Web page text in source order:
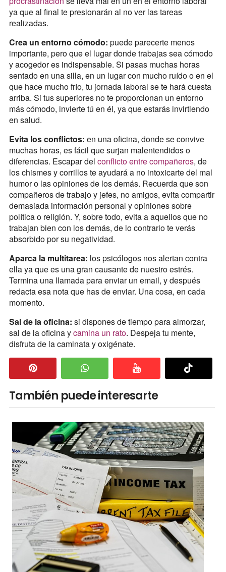
ya que al final te presionarán al no ver las tareas
realizadas.
Crea un entorno cómodo: puede parecerte menos
importante, pero que el lugar donde trabajas sea cómodo
y acogedor es indispensable. Si pasas muchas horas
sentado en una silla, en un lugar con mucho ruído o en el
que hace mucho frío, tu jornada laboral se te hará cuesta
arriba. Si tus superiores no te proporcionan un entorno
más cómodo, invierte tú en él, ya que estarás invirtiendo
en salud.
Evita los conflictos: en una oficina, donde se convive
muchas horas, es fácil que surjan malentendidos o
diferencias. Escapar del conflicto entre compañeros, de
los chismes y corrillos te ayudará a no intoxicarte del mal
humor o las opiniones de los demás. Recuerda que son
compañeros de trabajo y jefes, no amigos, evita compartir
demasiada información personal y opiniones sobre
política o religión. Y, sobre todo, evita a aquellos que no
trabajan bien con los demás, de lo contrario te verás
absorbido por su negatividad.
Aparca la multitarea: los psicólogos nos alertan contra
ella ya que es una gran causante de nuestro estrés.
Termina una llamada para enviar un email, y después
redacta esa nota que has de enviar. Una cosa, en cada
momento.
Sal de la oficina: si dispones de tiempo para almorzar,
sal de la oficina ycamina un rato. Despeja tu mente,
disfruta de la caminata y oxigénate.
También puede interesarte